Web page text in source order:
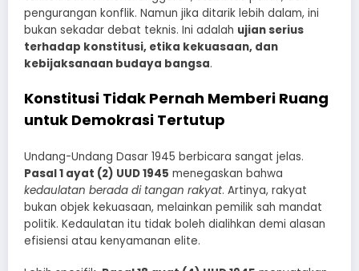
pengurangan konflik. Namun jika ditarik lebih dalam, ini
bukan sekadar debat teknis. Ini adalah ujian serius
terhadap konstitusi, etika kekuasaan, dan
kebijaksanaan budaya bangsa.
Konstitusi Tidak Pernah Memberi Ruang
untuk Demokrasi Tertutup
Undang-Undang Dasar 1945 berbicara sangat jelas.
Pasal 1 ayat (2) UUD 1945 menegaskan bahwa
kedaulatan berada di tangan rakyat. Artinya, rakyat
bukan objek kekuasaan, melainkan pemilik sah mandat
politik. Kedaulatan itu tidak boleh dialihkan demi alasan
efisiensi atau kenyamanan elite.